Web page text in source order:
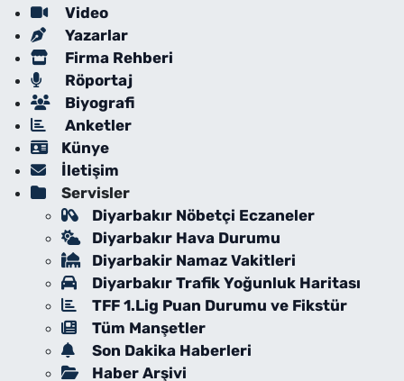
Video
Yazarlar
Firma Rehberi
Röportaj
Biyografi
Anketler
Künye
İletişim
Servisler
Diyarbakır Nöbetçi Eczaneler
Diyarbakır Hava Durumu
Diyarbakir Namaz Vakitleri
Diyarbakır Trafik Yoğunluk Haritası
TFF 1.Lig Puan Durumu ve Fikstür
Tüm Manşetler
Son Dakika Haberleri
Haber Arşivi